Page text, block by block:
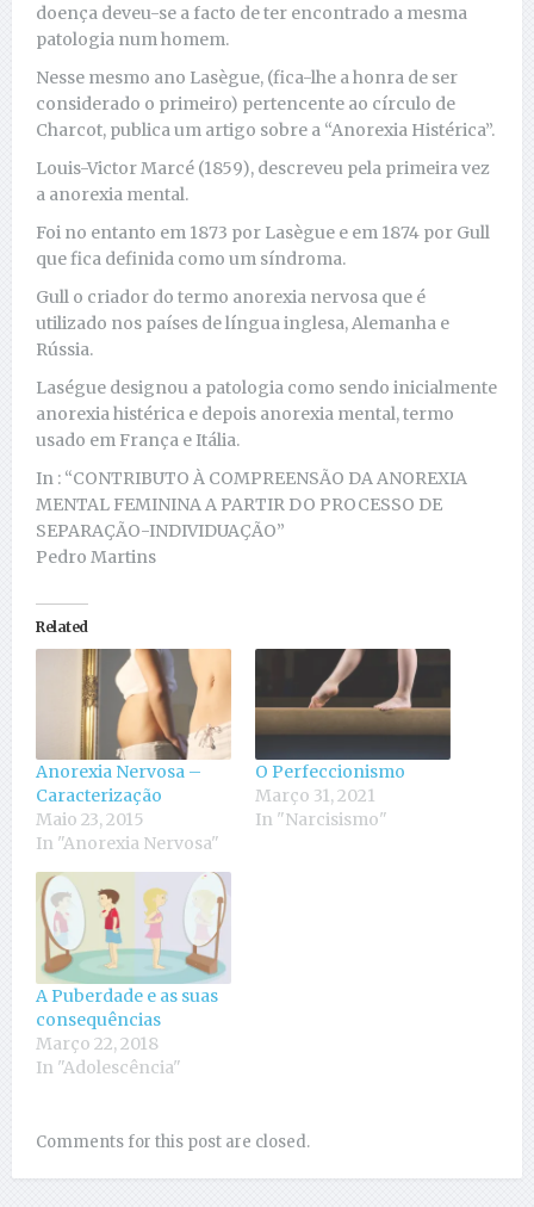
doença deveu-se a facto de ter encontrado a mesma
patologia num homem.
Nesse mesmo ano Lasègue, (fica-lhe a honra de ser
considerado o primeiro) pertencente ao círculo de
Charcot, publica um artigo sobre a “Anorexia Histérica”.
Louis-Victor Marcé (1859), descreveu pela primeira vez
a anorexia mental.
Foi no entanto em 1873 por Lasègue e em 1874 por Gull
que fica definida como um síndroma.
Gull o criador do termo anorexia nervosa que é
utilizado nos países de língua inglesa, Alemanha e
Rússia.
Laségue designou a patologia como sendo inicialmente
anorexia histérica e depois anorexia mental, termo
usado em França e Itália.
In : “CONTRIBUTO À COMPREENSÃO DA ANOREXIA
MENTAL FEMININA A PARTIR DO PROCESSO DE
SEPARAÇÃO-INDIVIDUAÇÃO”
Pedro Martins
Related
Anorexia Nervosa –
Caracterização
Maio 23, 2015
In "Anorexia Nervosa"
O Perfeccionismo
Março 31, 2021
In "Narcisismo"
A Puberdade e as suas
consequências
Março 22, 2018
In "Adolescência"
Comments for this post are closed.